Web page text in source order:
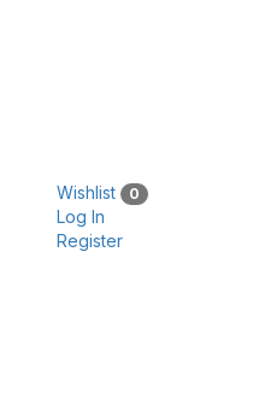
Wishlist 0
Log In
Register